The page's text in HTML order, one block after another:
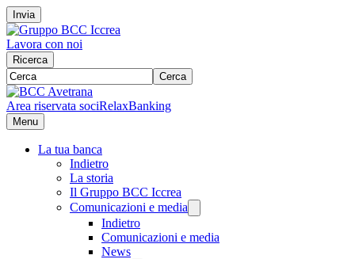
Invia
Lavora con noi
Ricerca
Cerca
Area riservata sociRelaxBanking
Menu
La tua banca
Indietro
La storia
Il Gruppo BCC Iccrea
Comunicazioni e media
Indietro
Comunicazioni e media
News